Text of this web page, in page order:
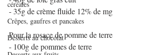
céréales
Crêpes, gaufres et pancakes
Desserts au chocolat
- 35g de crème fluide 12% de mg
Pour la rosace de pomme de terre
- 100g de pommes de terre